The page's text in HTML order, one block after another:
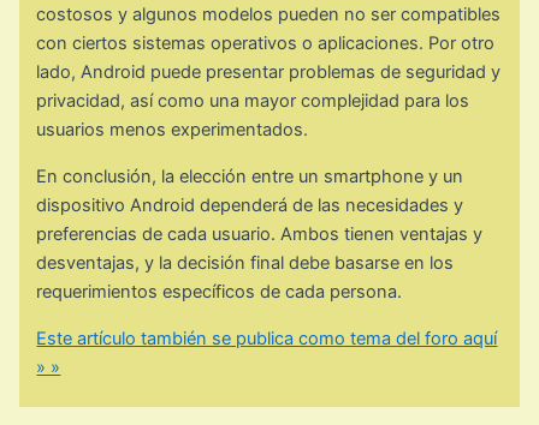
costosos y algunos modelos pueden no ser compatibles
con ciertos sistemas operativos o aplicaciones. Por otro
lado, Android puede presentar problemas de seguridad y
privacidad, así como una mayor complejidad para los
usuarios menos experimentados.
En conclusión, la elección entre un smartphone y un
dispositivo Android dependerá de las necesidades y
preferencias de cada usuario. Ambos tienen ventajas y
desventajas, y la decisión final debe basarse en los
requerimientos específicos de cada persona.
Este artículo también se publica como tema del foro aquí
» »